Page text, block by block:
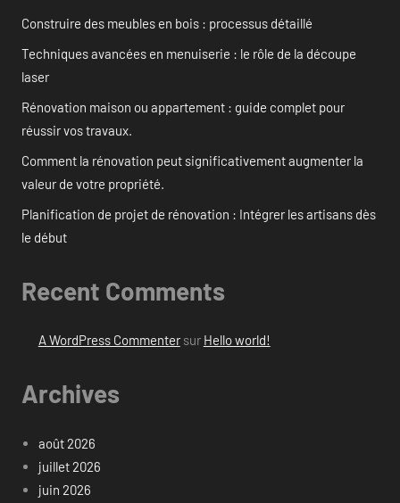
Construire des meubles en bois : processus détaillé
Techniques avancées en menuiserie : le rôle de la découpe
laser
Rénovation maison ou appartement : guide complet pour
réussir vos travaux.
Comment la rénovation peut significativement augmenter la
valeur de votre propriété.
Planification de projet de rénovation : Intégrer les artisans dès
le début
Recent Comments
A WordPress Commentersur Hello world!
Archives
août 2026
juillet 2026
juin 2026